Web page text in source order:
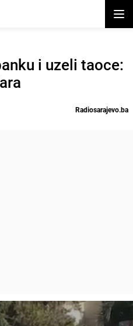
i uzeli taoce:
Radiosarajevo.ba